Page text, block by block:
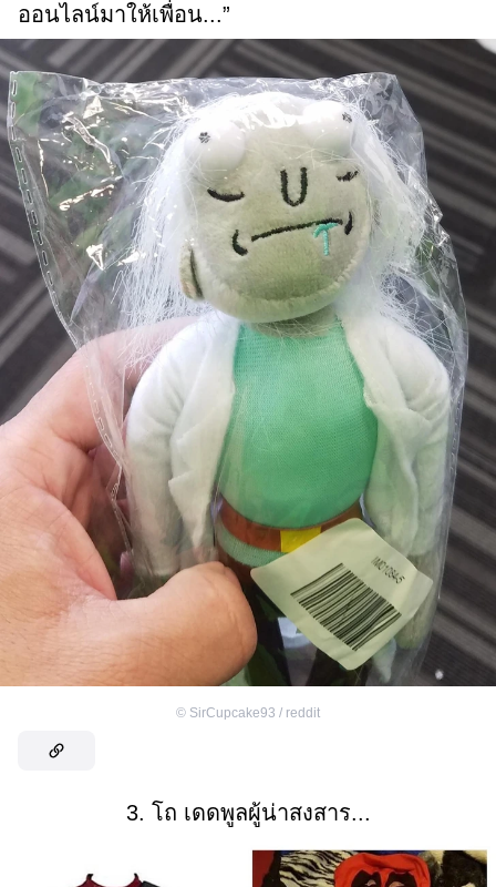
ออนไลน์มาให้เพื่อน...”
© SirCupcake93 / reddit
3. โถ เดดพูลผู้น่าสงสาร...